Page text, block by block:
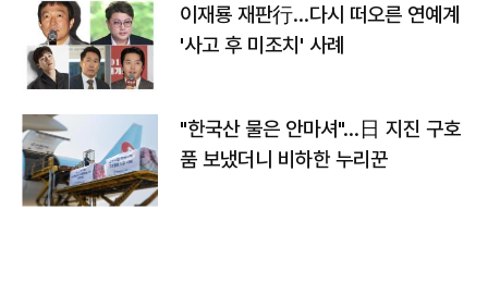
이재룡 재판行…다시 떠오른 연예계
'사고 후 미조치' 사례
"한국산 물은 안마셔"…日 지진 구호
품 보냈더니 비하한 누리꾼